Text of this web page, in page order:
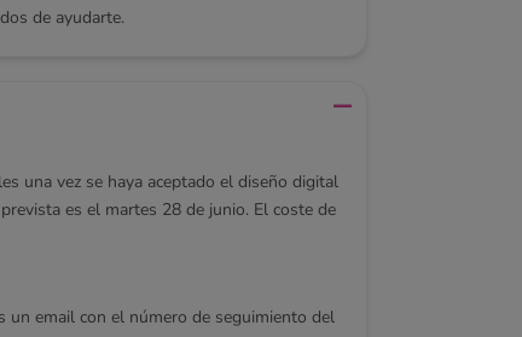
de ayudarte.
una vez se haya aceptado el diseño digital
es el martes 28 de junio. El coste de
un email con el número de seguimiento del